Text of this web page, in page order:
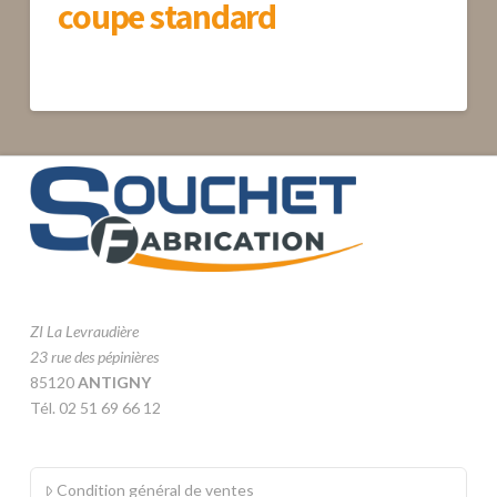
coupe standard
ZI La Levraudière
23 rue des pépinières
85120ANTIGNY
Tél. 02 51 69 66 12
Condition général de ventes